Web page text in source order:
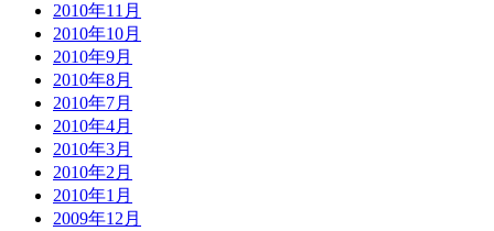
2010年11月
2010年10月
2010年9月
2010年8月
2010年7月
2010年4月
2010年3月
2010年2月
2010年1月
2009年12月